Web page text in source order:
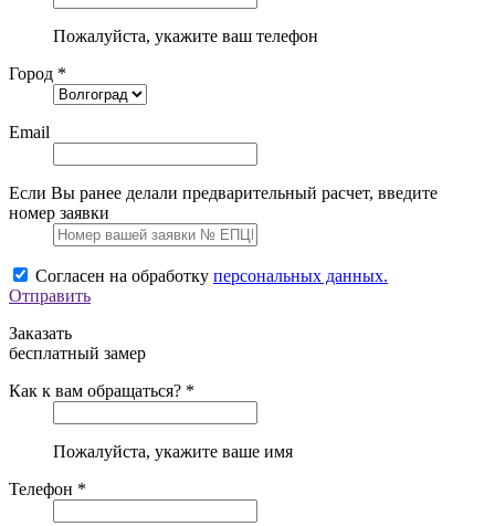
Пожалуйста, укажите ваш телефон
Город *
Email
Если Вы ранее делали предварительный расчет, введите
номер заявки
Согласен на обработку персональных данных.
Отправить
Заказать
бесплатный замер
Как к вам обращаться? *
Пожалуйста, укажите ваше имя
Телефон *